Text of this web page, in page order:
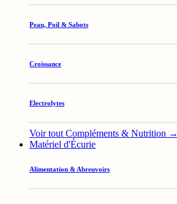
Peau, Poil & Sabots
Croissance
Electrolytes
Voir tout Compléments & Nutrition →
Matériel d'Écurie
Alimentation & Abreuvoirs